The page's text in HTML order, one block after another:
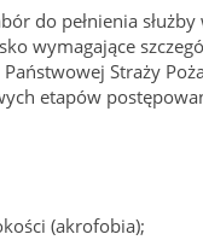
do pełnienia
wymagające
Straży
etapów
(akrofobia);